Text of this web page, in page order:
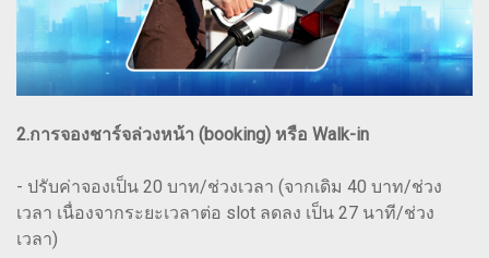
2.การจองชาร์จล่วงหน้า (booking) หรือ Walk-in
- ปรับค่าจองเป็น 20 บาท/ช่วงเวลา (จากเดิม 40 บาท/ช่วง
เวลา เนื่องจากระยะเวลาต่อ slot ลดลง เป็น 27 นาที/ช่วง
เวลา)